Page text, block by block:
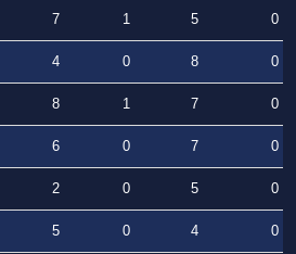
7 1 5
0
4 0 8
0
8 1 7
0
6 0 7
0
2 0 5
0
5 0 4
0